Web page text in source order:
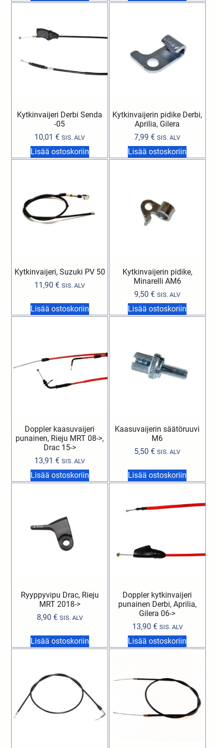
Kytkinvaijeri Derbi Senda
-05
10,01€ SIS. ALV
Lisää ostoskoriin
Kytkinvaijerin pidike Derbi,
Aprilia, Gilera
7,99€ SIS. ALV
Lisää ostoskoriin
Kytkinvaijeri, Suzuki PV 50
11,90€ SIS. ALV
Lisää ostoskoriin
Kytkinvaijerin pidike,
Minarelli AM6
9,50€ SIS. ALV
Lisää ostoskoriin
Doppler kaasuvaijeri
punainen, Rieju MRT 08->,
Drac 15->
13,91€ SIS. ALV
Lisää ostoskoriin
Kaasuvaijerin säätöruuvi
M6
5,50€ SIS. ALV
Lisää ostoskoriin
Ryyppyvipu Drac, Rieju
MRT 2018->
8,90 € SIS. ALV
Lisää ostoskoriin
Doppler kytkinvaijeri
punainen Derbi, Aprilia,
Gilera 06->
13,90 € SIS. ALV
Lisää ostoskoriin